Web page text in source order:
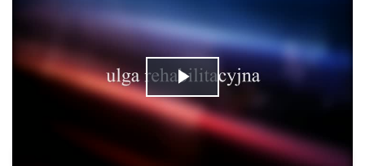
Play
Video